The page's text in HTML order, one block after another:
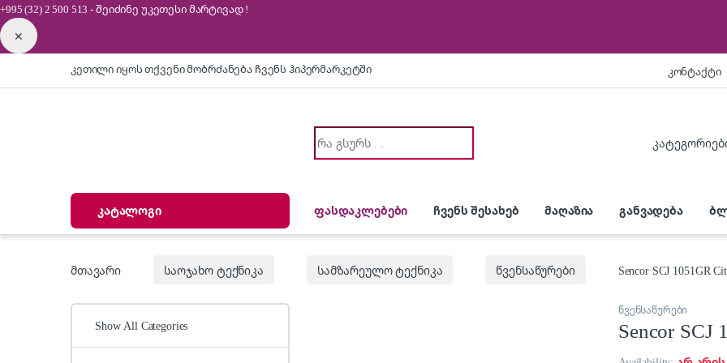
+995 (32) 2 500 513- შეიძინე უკეთესიმარტივად !
✕
კეთილი იყოს თქვენი მობრძანება ჩვენს ჰიპერმარკეტში კონტაქტი
Search for:
კატალოგი ფასდაკლებები ჩვენს შესახებ მაღაზია განვადება
მთავარი საოჯახო ტექნიკა სამზარეულო ტექნიკა წვენსაწურები Sencor SCJ 1051GR
წვენსაწურები
Sencor SCJ
Show All Categories